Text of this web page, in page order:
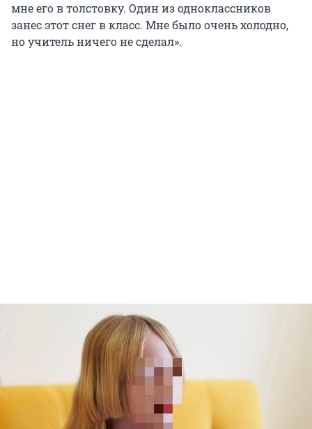
мне его в толстовку. Один из одноклассников
занес этот снег в класс. Мне было очень холодно,
но учитель ничего не сделал».